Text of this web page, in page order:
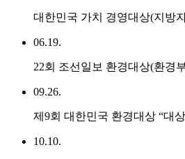
대한민국 가치 경영대상(지방
06.19.
22회 조선일보 환경대상(환경
09.26.
제9회 대한민국 환경대상 “대
10.10.